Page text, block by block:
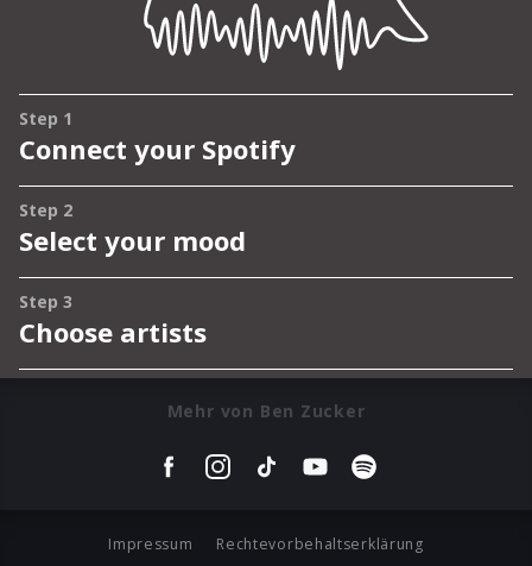
Mehr von Ben Zucker
Impressum Rechtevorbehaltserklärung